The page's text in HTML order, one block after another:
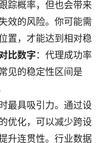
踪概率，但也会带来
效的风险。你可能需
置，才能达到相对稳
比数字：代理成功率
见的稳定性区间是
最具吸引力。通过设
优化，可以减少跨设
升连贯性。行业数据